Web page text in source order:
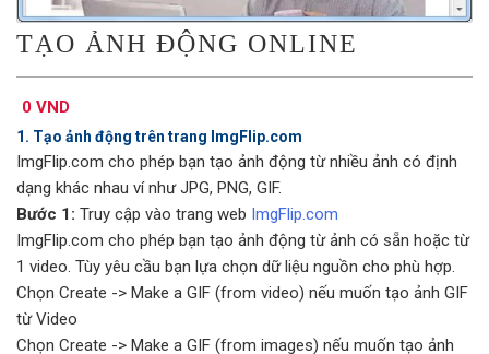
TẠO ẢNH ĐỘNG ONLINE
0 VND
1. Tạo ảnh động trên trang ImgFlip.com
ImgFlip.com cho phép bạn tạo ảnh động từ nhiều ảnh có định
dạng khác nhau ví như JPG, PNG, GIF.
Bước 1: Truy cập vào trang web ImgFlip.com
ImgFlip.com cho phép bạn tạo ảnh động từ ảnh có sẵn hoặc từ
1 video. Tùy yêu cầu bạn lựa chọn dữ liệu nguồn cho phù hợp.
Chọn Create -> Make a GIF (from video) nếu muốn tạo ảnh GIF
từ Video
Chọn Create -> Make a GIF (from images) nếu muốn tạo ảnh